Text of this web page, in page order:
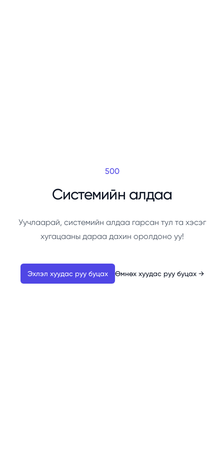
500
Системийн алдаа
Уучлаарай, системийн алдаа гарсан тул та хэсэг
хугацааны дараа дахин оролдоно уу!
Эхлэл хуудас руу буцах Өмнөх хуудас руу буцах →